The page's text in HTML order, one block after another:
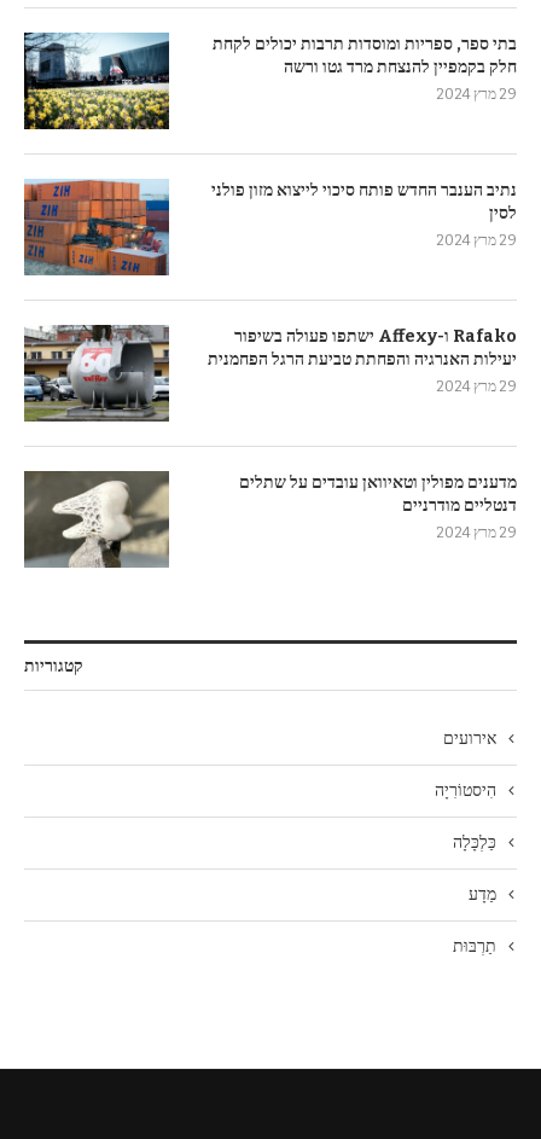
בתי ספר, ספריות ומוסדות תרבות יכולים לקחת
חלק בקמפיין להנצחת מרד גטו ורשה
29 מרץ 2024
נתיב הענבר החדש פותח סיכוי לייצוא מזון פולני
לסין
29 מרץ 2024
Rafako ו-Affexy ישתפו פעולה בשיפור
יעילות האנרגיה והפחתת טביעת הרגל הפחמנית
29 מרץ 2024
מדענים מפולין וטאיוואן עובדים על שתלים
דנטליים מודרניים
29 מרץ 2024
קטגוריות
אירועים
הִיסטוֹרִיָה
כַּלְכָּלָה
מַדָע
תַרְבּוּת